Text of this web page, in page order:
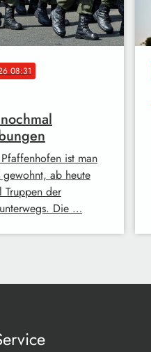
08:31
ist man
gewohnt, ab heute
Truppen der
Die …